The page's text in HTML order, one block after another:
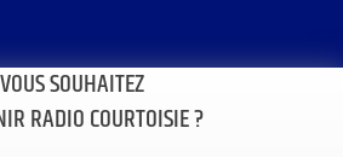
VOUS SOUHAITEZ
RADIO COURTOISIE ?